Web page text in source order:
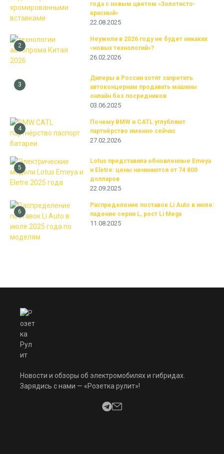
года с новым цветом «Золотисто-
красный»
22.08.2025
2
Неужели в 2026 году не будет никаких
«новых технологий»?
26.02.2026
3
Дилеры в России хотят запретить
автоконцернам продавать машины
онлайн без посредников
03.06.2025
4
Почему BMW и CATL углубляют
партнёрство именно сейчас
27.02.2026
5
Lotus представила обновленные Emeya
и Eletre: цены начинаются от 74 800
долларов
22.09.2025
6
Распределение поставок Li Auto в июле:
падение серии L, рост Li Mega
11.08.2025
Новости и обзоры об электромобилях и гибридах.
Зарядись с нами — «Розетка рулит»!